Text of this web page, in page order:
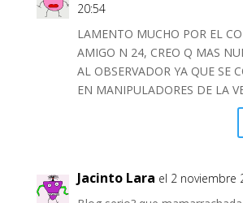
20:54
LAMENTO MUCHO POR EL
AMIGO N 24, CREO Q MAS
AL OBSERVADOR YA QUE SE
EN MANIPULADORES DE LA
Jacinto Lara el 2 noviembre